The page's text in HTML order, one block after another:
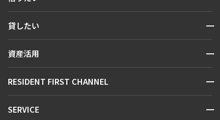
人気エリアから探す
新着情報から探す
貸したい 開閉
お問い合わせ
資産活用 開閉
お問い合わせ
RESIDENT FIRST CHANNEL 開閉
マンションレポート
SERVICE 開閉